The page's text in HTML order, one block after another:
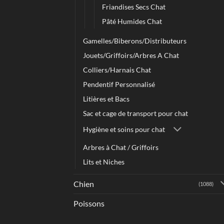
Friandises Secs Chat
Pâté Humides Chat
Gamelles/Biberons/Distributeurs
Jouets/Griffoirs/Arbres A Chat
Colliers/Harnais Chat
Pendentif Personnalisé
Litières et Bacs
Sac et cage de transport pour chat
Hygiène et soins pour chat
Arbres à Chat / Griffoirs
Lits et Niches
Chien (1088)
Poissons